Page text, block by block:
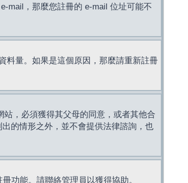
mail，那麼您註冊的 e-mail 位址可能不
料量。如果是這個原因，那麼請重新註冊
，必須獲得其父母的同意，或者其他合
的情形之外，並不會提供法律諮詢，也
功能。請聯絡管理員以獲得協助。